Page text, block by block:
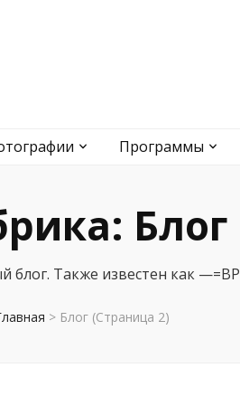
Программы
Блог
блог. Также известен как
> Блог (Страница 2)